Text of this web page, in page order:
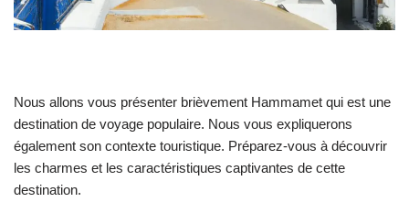
Nous allons vous présenter brièvement Hammamet qui est une
destination de voyage populaire. Nous vous expliquerons
également son contexte touristique. Préparez-vous à découvrir
les charmes et les caractéristiques captivantes de cette
destination.